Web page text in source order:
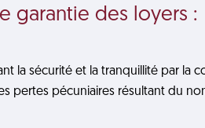
garantie des loyers :
la sécurité et la tranquillité par la
pertes pécuniaires résultant du